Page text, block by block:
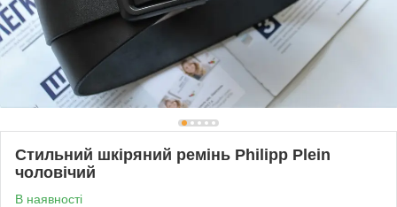
Стильний шкіряний ремінь Philipp Plein
чоловічий
В наявності